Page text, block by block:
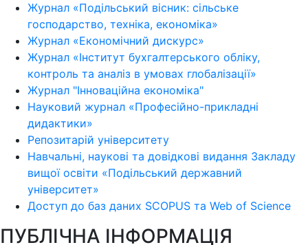
Журнал «Подільський вісник: сільське
господарство, техніка, економіка»
Журнал «Економічний дискурс»
Журнал «Інститут бухгалтерського обліку,
контроль та аналіз в умовах глобалізації»
Журнал "Інноваційна економіка"
Науковий журнал «Професійно-прикладні
дидактики»
Репозитарій університету
Навчальні, наукові та довідкові видання Закладу
вищої освіти «Подільський державний
університет»
Доступ до баз даних SCOPUS та Web of Science
ПУБЛІЧНА ІНФОРМАЦІЯ